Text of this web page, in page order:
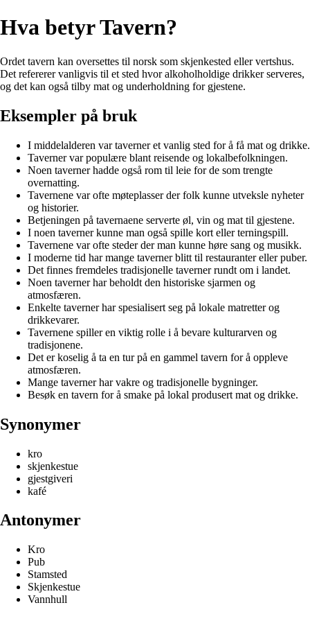
Hva betyr Tavern?
Ordet tavern kan oversettes til norsk som skjenkested eller vertshus.
Det refererer vanligvis til et sted hvor alkoholholdige drikker serveres,
og det kan også tilby mat og underholdning for gjestene.
Eksempler på bruk
I middelalderen var taverner et vanlig sted for å få mat og drikke.
Taverner var populære blant reisende og lokalbefolkningen.
Noen taverner hadde også rom til leie for de som trengte
overnatting.
Tavernene var ofte møteplasser der folk kunne utveksle nyheter
og historier.
Betjeningen på tavernaene serverte øl, vin og mat til gjestene.
I noen taverner kunne man også spille kort eller terningspill.
Tavernene var ofte steder der man kunne høre sang og musikk.
I moderne tid har mange taverner blitt til restauranter eller puber.
Det finnes fremdeles tradisjonelle taverner rundt om i landet.
Noen taverner har beholdt den historiske sjarmen og
atmosfæren.
Enkelte taverner har spesialisert seg på lokale matretter og
drikkevarer.
Tavernene spiller en viktig rolle i å bevare kulturarven og
tradisjonene.
Det er koselig å ta en tur på en gammel tavern for å oppleve
atmosfæren.
Mange taverner har vakre og tradisjonelle bygninger.
Besøk en tavern for å smake på lokal produsert mat og drikke.
Synonymer
kro
skjenkestue
gjestgiveri
kafé
Antonymer
Kro
Pub
Stamsted
Skjenkestue
Vannhull